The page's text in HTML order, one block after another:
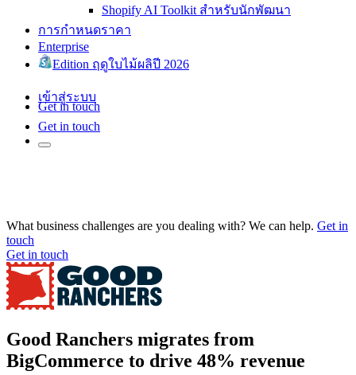
Shopify AI Toolkit สำหรับนักพัฒนา
การกำหนดราคา
Enterprise
Edition ฤดูใบไม้ผลิปี 2026
เข้าสู่ระบบ
Get in touch
Get in touch
What business challenges are you dealing with? We can help. Get in
touch
Get in touch
Good Ranchers migrates from
BigCommerce to drive 48% revenue